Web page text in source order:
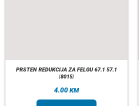
PRSTEN REDUKCIJA ZA FELGU 67.1 57.1
|8015|
4.00 KM